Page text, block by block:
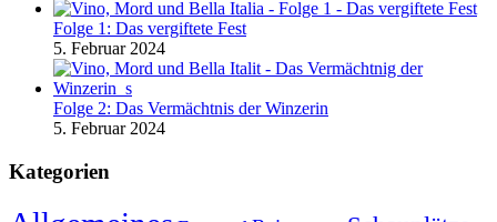
Folge 1: Das vergiftete Fest
5. Februar 2024
Folge 2: Das Vermächtnis der Winzerin
5. Februar 2024
Kategorien